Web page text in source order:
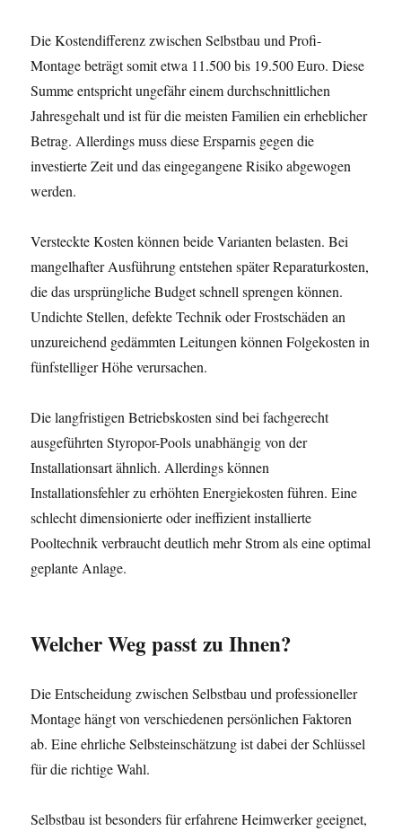
Die Kostendifferenz zwischen Selbstbau und Profi-
Montage beträgt somit etwa 11.500 bis 19.500 Euro. Diese
Summe entspricht ungefähr einem durchschnittlichen
Jahresgehalt und ist für die meisten Familien ein erheblicher
Betrag. Allerdings muss diese Ersparnis gegen die
investierte Zeit und das eingegangene Risiko abgewogen
werden.
Versteckte Kosten können beide Varianten belasten. Bei
mangelhafter Ausführung entstehen später Reparaturkosten,
die das ursprüngliche Budget schnell sprengen können.
Undichte Stellen, defekte Technik oder Frostschäden an
unzureichend gedämmten Leitungen können Folgekosten in
fünfstelliger Höhe verursachen.
Die langfristigen Betriebskosten sind bei fachgerecht
ausgeführten Styropor-Pools unabhängig von der
Installationsart ähnlich. Allerdings können
Installationsfehler zu erhöhten Energiekosten führen. Eine
schlecht dimensionierte oder ineffizient installierte
Pooltechnik verbraucht deutlich mehr Strom als eine optimal
geplante Anlage.
Welcher Weg passt zu Ihnen?
Die Entscheidung zwischen Selbstbau und professioneller
Montage hängt von verschiedenen persönlichen Faktoren
ab. Eine ehrliche Selbsteinschätzung ist dabei der Schlüssel
für die richtige Wahl.
Selbstbau ist besonders für erfahrene Heimwerker geeignet,